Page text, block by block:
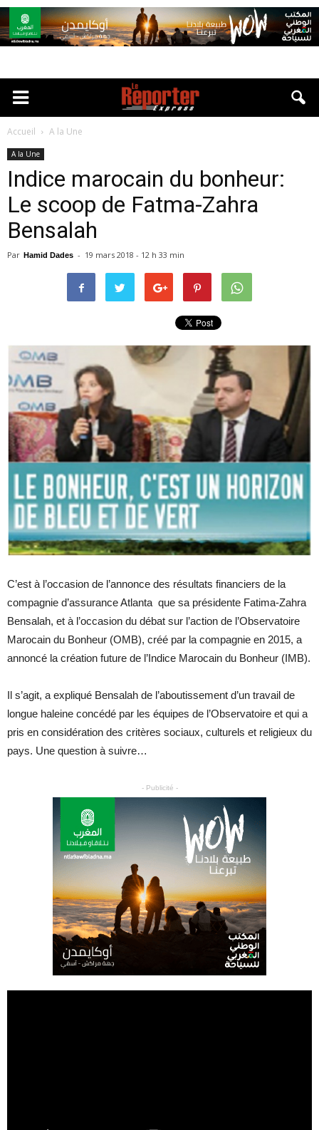
Accueil A la Une
A la Une
Indice marocain du bonheur:
Le scoop de Fatma-Zahra
Bensalah
Par Hamid Dades - 19 mars 2018 - 12 h 33 min
C’est à l’occasion de l’annonce des résultats financiers de la
compagnie d’assurance Atlanta que sa présidente Fatima-Zahra
Bensalah, et à l’occasion du débat sur l’action de l’Observatoire
Marocain du Bonheur (OMB), créé par la compagnie en 2015, a
annoncé la création future de l’Indice Marocain du Bonheur (IMB).
Il s’agit, a expliqué Bensalah de l’aboutissement d’un travail de
longue haleine concédé par les équipes de l’Observatoire et qui a
pris en considération des critères sociaux, culturels et religieux du
pays. Une question à suivre…
- Publicité -